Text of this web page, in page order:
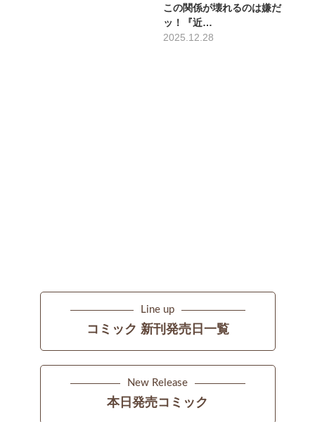
この関係が壊れるのは嫌だ
ッ！『近…
2025.12.28
Line up
コミック 新刊発売日一覧
New Release
本日発売コミック